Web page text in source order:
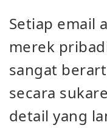
Setiap email
merek
sangat
secara
detail yang